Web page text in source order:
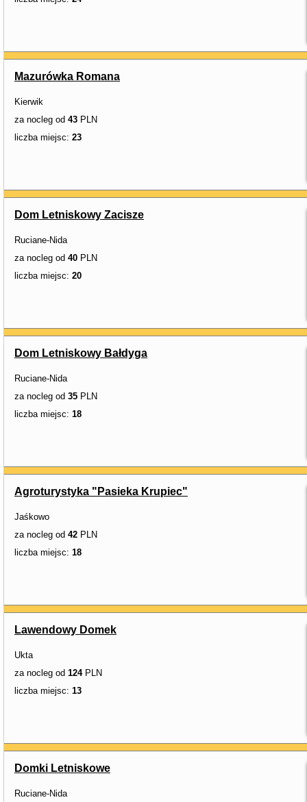
Mazurówka Romana
Kierwik
za nocleg od 43 PLN
liczba miejsc: 23
Dom Letniskowy Zacisze
Ruciane-Nida
za nocleg od 40 PLN
liczba miejsc: 20
Dom Letniskowy Bałdyga
Ruciane-Nida
za nocleg od 35 PLN
liczba miejsc: 18
Agroturystyka "Pasieka Krupiec"
Jaśkowo
za nocleg od 42 PLN
liczba miejsc: 18
Lawendowy Domek
Ukta
za nocleg od 124PLN
liczba miejsc: 13
Domki Letniskowe
Ruciane-Nida